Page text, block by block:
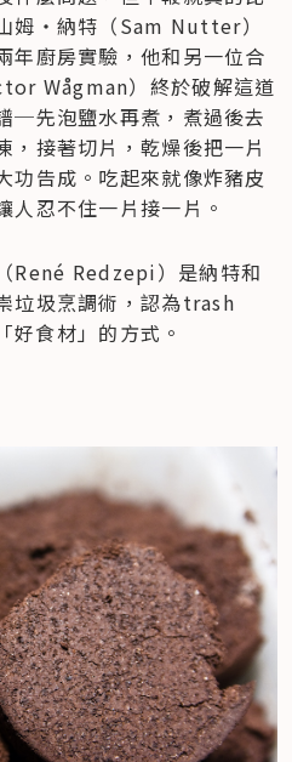
姆‧納特（Sam Nutter）
年廚房實驗，他和另一位合
Wågman）終於破解這道
─先泡鹽水再煮，煮過後去
，接著切片，乾燥後把一片
功告成。吃起來就像炸豬皮
人忍不住一片接一片。
René Redzepi）是納特和
垃圾烹調術，認為trash
食材」的方式。